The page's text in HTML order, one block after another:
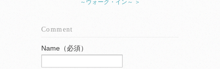
～ウォーク・イン～ ＞
Comment
Name（必須）